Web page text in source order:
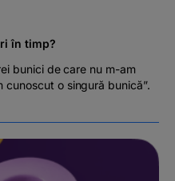
în timp?
bunici de care nu m-am
o singură bunică”.